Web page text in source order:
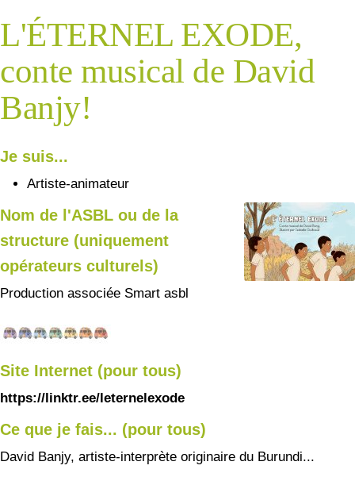
L'ÉTERNEL EXODE,
conte musical de David
Banjy!
Je suis...
Artiste-animateur
Nom de l'ASBL ou de la
structure (uniquement
opérateurs culturels)
Production associée Smart asbl
Site Internet (pour tous)
https://linktr.ee/leternelexode
Ce que je fais... (pour tous)
David Banjy, artiste-interprète originaire du Burundi...